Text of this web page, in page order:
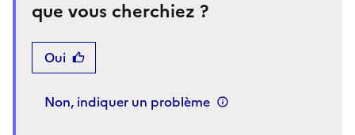
que vous cherchiez ?
Oui
Non, indiquer un problème